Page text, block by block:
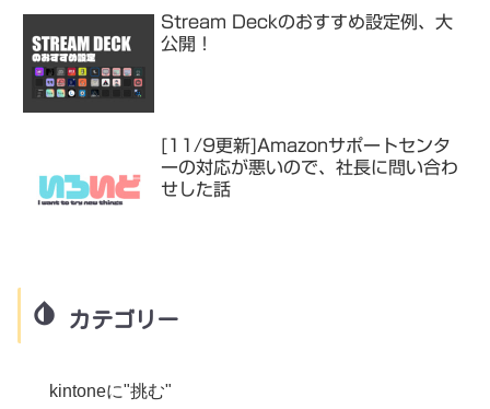
Stream Deckのおすすめ設定例、大
公開！
[11/9更新]Amazonサポートセンタ
ーの対応が悪いので、社長に問い合わ
せした話
カテゴリー
kintoneに"挑む"